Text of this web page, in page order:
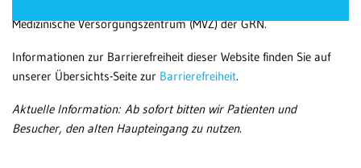
Patientenportal
Karriere
Medizinische Versorgungszentrum (MVZ) der GRN.
Informationen zur Barrierefreiheit dieser Website finden Sie auf
unserer Übersichts-Seite zur Barrierefreiheit.
Aktuelle Information: Ab sofort bitten wir Patienten und
Besucher, den alten Haupteingang zu nutzen.